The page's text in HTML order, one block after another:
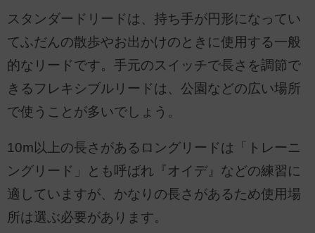
スタンダードリードは、持ち手が円形になってい
てふだんの散歩やお出かけのときに使用する一般
的なリードです。手元のスイッチで長さを調節で
きるフレキシブルリードは、公園などの広い場所
で使うことが多いでしょう。
10m以上の長さがあるロングリードは「トレーニ
ングリード」とも呼ばれ『オイデ』などの練習に
適していますが、かなりの長さがあるため使用場
所は選ぶ必要があります。